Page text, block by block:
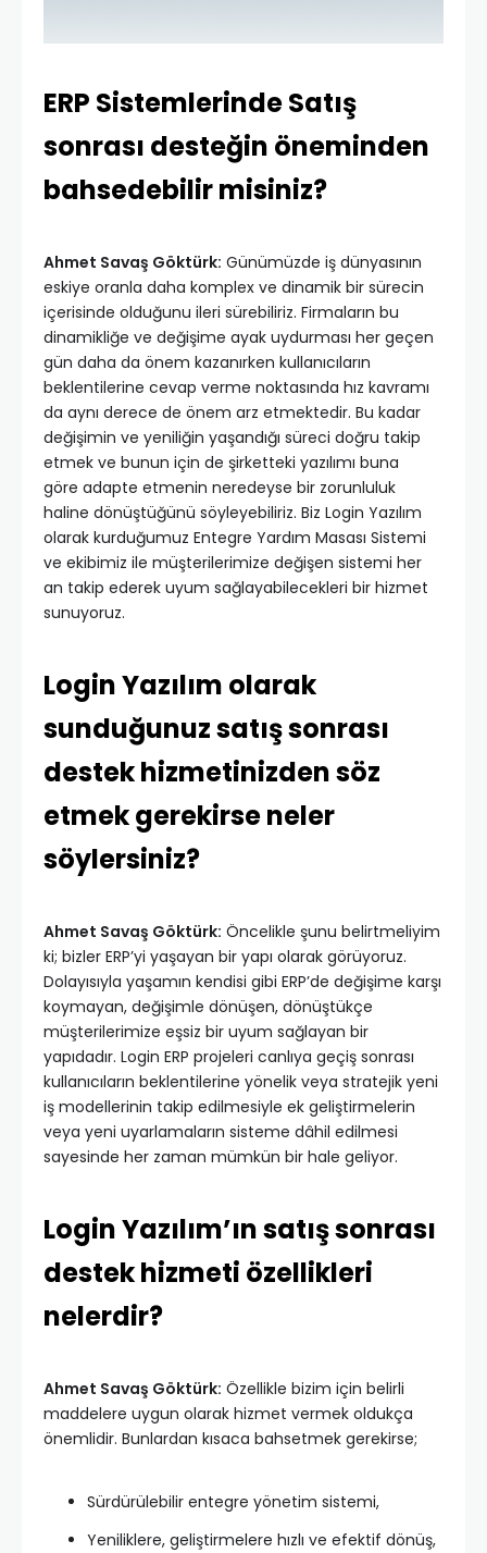
ERP Sistemlerinde Satış
sonrası desteğin öneminden
bahsedebilir misiniz?
Ahmet Savaş Göktürk: Günümüzde iş dünyasının
eskiye oranla daha komplex ve dinamik bir sürecin
içerisinde olduğunu ileri sürebiliriz. Firmaların bu
dinamikliğe ve değişime ayak uydurması her geçen
gün daha da önem kazanırken kullanıcıların
beklentilerine cevap verme noktasında hız kavramı
da aynı derece de önem arz etmektedir. Bu kadar
değişimin ve yeniliğin yaşandığı süreci doğru takip
etmek ve bunun için de şirketteki yazılımı buna
göre adapte etmenin neredeyse bir zorunluluk
haline dönüştüğünü söyleyebiliriz. Biz Login Yazılım
olarak kurduğumuz Entegre Yardım Masası Sistemi
ve ekibimiz ile müşterilerimize değişen sistemi her
an takip ederek uyum sağlayabilecekleri bir hizmet
sunuyoruz.
Login Yazılım olarak
sunduğunuz satış sonrası
destek hizmetinizden söz
etmek gerekirse neler
söylersiniz?
Ahmet Savaş Göktürk: Öncelikle şunu belirtmeliyim
ki; bizler ERP’yi yaşayan bir yapı olarak görüyoruz.
Dolayısıyla yaşamın kendisi gibi ERP’de değişime karşı
koymayan, değişimle dönüşen, dönüştükçe
müşterilerimize eşsiz bir uyum sağlayan bir
yapıdadır. Login ERP projeleri canlıya geçiş sonrası
kullanıcıların beklentilerine yönelik veya stratejik yeni
iş modellerinin takip edilmesiyle ek geliştirmelerin
veya yeni uyarlamaların sisteme dâhil edilmesi
sayesinde her zaman mümkün bir hale geliyor.
Login Yazılım’ın satış sonrası
destek hizmeti özellikleri
nelerdir?
Ahmet Savaş Göktürk: Özellikle bizim için belirli
maddelere uygun olarak hizmet vermek oldukça
önemlidir. Bunlardan kısaca bahsetmek gerekirse;
Sürdürülebilir entegre yönetim sistemi,
Yeniliklere, geliştirmelere hızlı ve efektif dönüş,